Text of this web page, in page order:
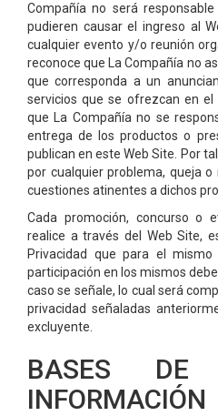
Compañía no será
pudieren causar el ingreso al
cualquier evento y/o reunión
reconoce que La Compañía no
que corresponda a un
servicios que se ofrezcan en el
que La Compañía no se
entrega de los productos o
publican en este Web Site. Por
por cualquier problema, queja
cuestiones atinentes a dichos
Cada promoción, concurso o
realice a través del Web Site,
Privacidad que para el
participación en los mismos
caso se señale, lo cual será
privacidad señaladas
excluyente.
BASES
INFORMACIÓN